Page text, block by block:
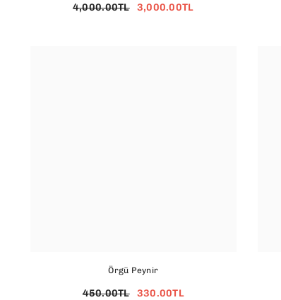
4,000.00TL 3,000.00TL
Örgü Peynir
450.00TL 330.00TL